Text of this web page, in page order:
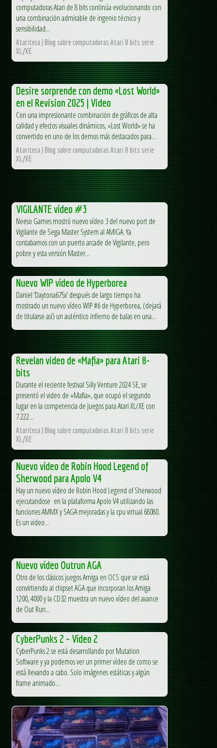
computadoras Atari de 8 bits continúa evolucionando con
una combinación admirable de ingenio técnico y
sensibilidad...
Atariteca | Blog sobre computadoras Atari 8 bits serie
XL/XE.
Desire sorprende con demo «Lost World»
en el Revision 2025 | Video
Con una impresionante combinación de gráficos de alta
calidad y efectos visuales dinámicos, «Lost World» se ha
convertido en uno de los demos más destacados para...
Atariteca | Blog sobre computadoras Atari 8 bits serie
XL/XE.
VIGILANTE vídeo #3
Neeso Games mostró nuevo vídeo 3 del nuevo port de
Vigilante de Sega Master System al AMIGA. Ya
contabamos con un puerto arcade de Vigilante, pero
pobre y esta versión Master...
Nuevo WIP vídeo de Hyperborea
Daniel ‘Daytona675x’ después de largo tiempo ha
mostrado un nuevo vídeo WIP #6 de Hyperborea, (dejará
de titularse así) un auténtico infierno de balas en una...
Revelan video de «Mafia» para Atari 8-
bits
Durante el reciente festival Silly Venture 2024 SE, se
presentó el video de «Mafia», que ocupó el segundo
lugar en la competencia de Juegos para Atari XL/XE con
7.222...
Atariteca | Blog sobre computadoras Atari 8 bits serie
XL/XE.
Nuevo vídeo de Robin Hood Legend of
Sherwood para Apolo V4
Hay un nuevo vídeo de Robin Hood Legend of Sherwood
ejecutandose en la plataforma Apolo V4 utilizando las
funciones AMMX y SAGA mejoradas y la cpu virtual 68080.
Es un video...
Nuevo vídeo Outrun AGA
Otro de los clásicos juegos Amiga en OCS que se está
convirtiendo al chipset AGA que incorporan los Amiga
1200, 4000 y la CD32 muestra un nuevo vídeo del avance
de Out Run...
CyberPunks 2 – Vídeo 2
CyberPunks 2 se está desarrollando por Mutation
Software y ya podemos ver un primer vídeo de como se
está llevando a cabo. Solo imágenes estáticas y algún
frame animado...